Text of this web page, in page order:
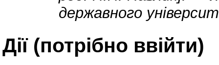
державного
Дії ​​(потрібно ввійти)